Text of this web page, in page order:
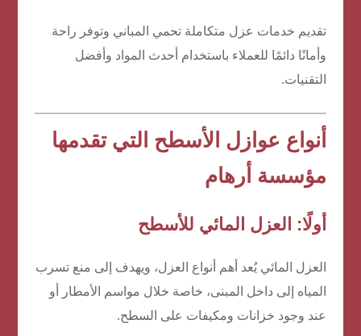
تقديم خدمات عزل متكاملة تحمي المباني وتوفر راحة
وأمانًا دائمًا للعملاء باستخدام أحدث المواد وأفضل
التقنيات.
أنواع عوازل الأسطح التي تقدمها
مؤسسة أرهام
أولًا: العزل المائي للأسطح
العزل المائي يُعد أهم أنواع العزل، ويهدف إلى منع تسرب
المياه إلى داخل المبنى، خاصة خلال مواسم الأمطار أو
عند وجود خزانات ومكيفات على السطح.